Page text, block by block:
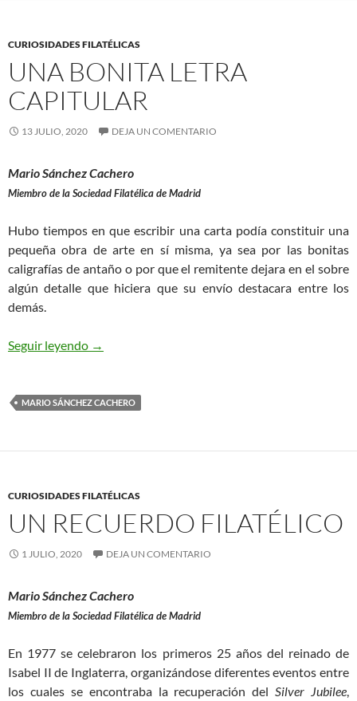
CURIOSIDADES FILATÉLICAS
UNA BONITA LETRA
CAPITULAR
13 JULIO, 2020 DEJA UN COMENTARIO
Mario Sánchez Cachero
Miembro de la Sociedad Filatélica de Madrid
Hubo tiempos en que escribir una carta podía constituir una
pequeña obra de arte en sí misma, ya sea por las bonitas
caligrafías de antaño o por que el remitente dejara en el sobre
algún detalle que hiciera que su envío destacara entre los
demás.
Seguir leyendo Una bonita letra capitular
→
MARIO SÁNCHEZ CACHERO
CURIOSIDADES FILATÉLICAS
UN RECUERDO FILATÉLICO
1 JULIO, 2020 DEJA UN COMENTARIO
Mario Sánchez Cachero
Miembro de la Sociedad Filatélica de Madrid
En 1977 se celebraron los primeros 25 años del reinado de
Isabel II de Inglaterra, organizándose diferentes eventos entre
los cuales se encontraba la recuperación delSilver Jubilee,